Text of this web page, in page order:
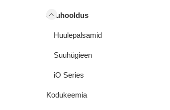
Suuhooldus
Huulepalsamid
Suuhügieen
iO Series
Kodukeemia